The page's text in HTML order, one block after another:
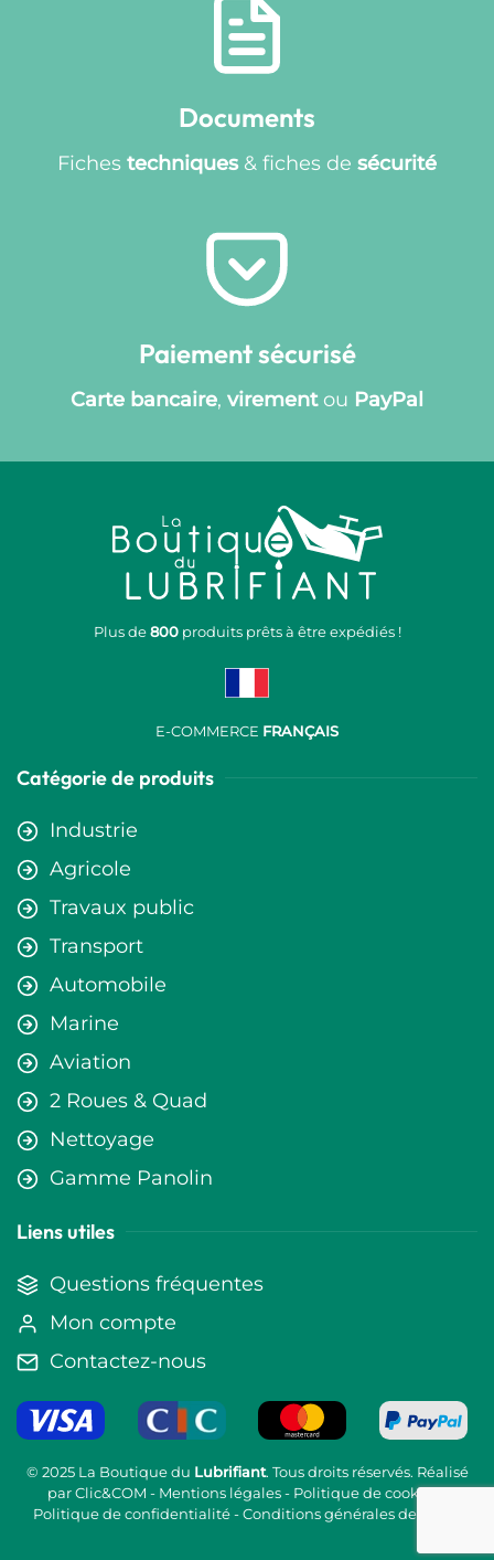
Documents
Fiches techniques& fiches de sécurité
Paiement sécurisé
Carte bancaire, virementou PayPal
Plus de800produits prêts à être expédiés !
E-COMMERCE FRANÇAIS
Catégorie de produits
Industrie
Agricole
Travaux public
Transport
Automobile
Marine
Aviation
2 Roues & Quad
Nettoyage
Gamme Panolin
Liens utiles
Questions fréquentes
Mon compte
Contactez-nous
© 2025 La Boutique du Lubrifiant. Tous droits réservés. Réalisé
parClic&COM - Mentions légales- Politique de cookies-
Politique de confidentialité-Conditions générales de vente